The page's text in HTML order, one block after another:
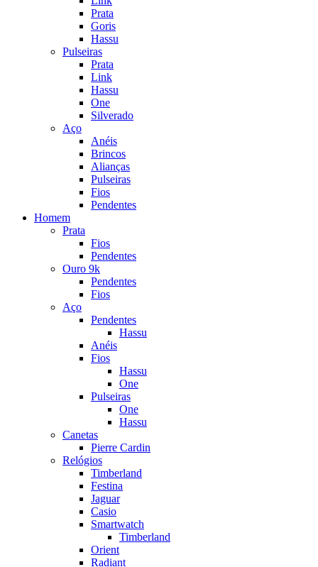
Prata
Goris
Hassu
Pulseiras
Prata
Link
Hassu
One
Silverado
Aço
Anéis
Brincos
Alianças
Pulseiras
Fios
Pendentes
Homem
Prata
Fios
Pendentes
Ouro 9k
Pendentes
Fios
Aço
Pendentes
Hassu
Anéis
Fios
Hassu
One
Pulseiras
One
Hassu
Canetas
Pierre Cardin
Relógios
Timberland
Festina
Jaguar
Casio
Smartwatch
Timberland
Orient
Radiant